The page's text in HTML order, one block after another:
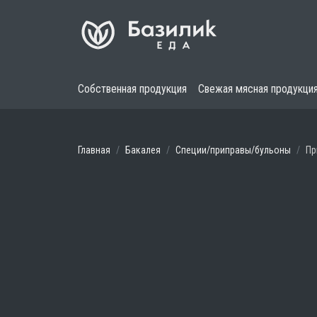
Собственная продукция Свежая мясная продукция
Главная Бакалея Специи/приправы/бульоны